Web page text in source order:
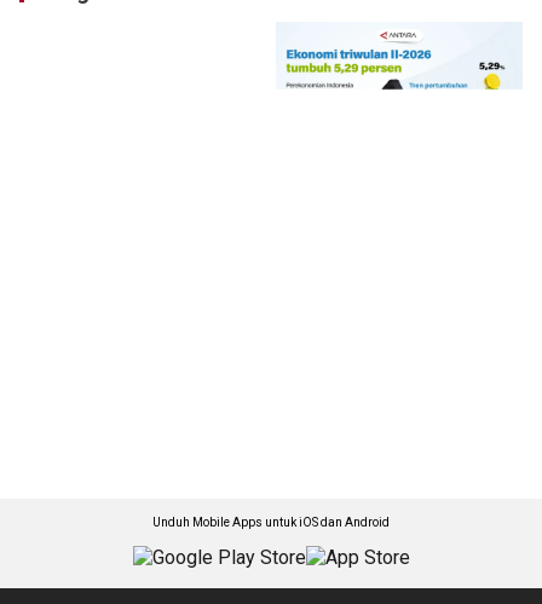
Unduh Mobile Apps untuk iOS dan Android